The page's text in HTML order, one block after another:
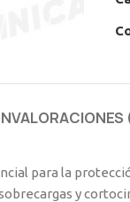
VALORACIONES
para la
y